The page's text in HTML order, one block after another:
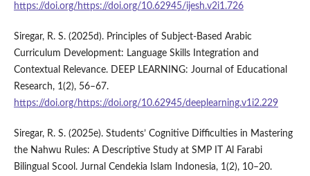
https://doi.org/https://doi.org/10.62945/ijesh.v2i1.726
Siregar, R. S. (2025d). Principles of Subject-Based Arabic
Curriculum Development: Language Skills Integration and
Contextual Relevance. DEEP LEARNING: Journal of Educational
Research, 1(2), 56–67.
https://doi.org/https://doi.org/10.62945/deeplearning.v1i2.229
Siregar, R. S. (2025e). Students’ Cognitive Difficulties in Mastering
the Nahwu Rules: A Descriptive Study at SMP IT Al Farabi
Bilingual Scool. Jurnal Cendekia Islam Indonesia, 1(2), 10–20.